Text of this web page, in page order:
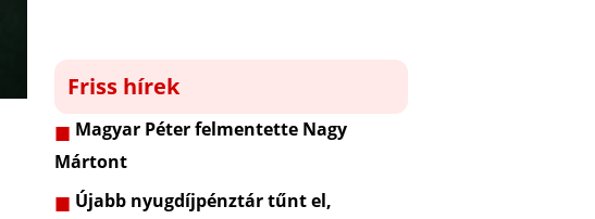
Friss hírek
Magyar Péter felmentette Nagy
Mártont
Újabb nyugdíjpénztár tűnt el,